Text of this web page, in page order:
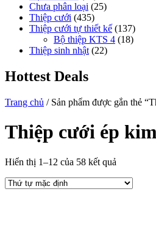
Chưa phân loại (25)
Thiệp cưới (435)
Thiệp cưới tự thiết kế (137)
Bộ thiệp KTS 4 (18)
Thiệp sinh nhật (22)
Hottest Deals
Trang chủ / Sản phẩm được gắn thẻ
Thiệp cưới ép kim
Hiển thị 1–12 của 58 kết quả